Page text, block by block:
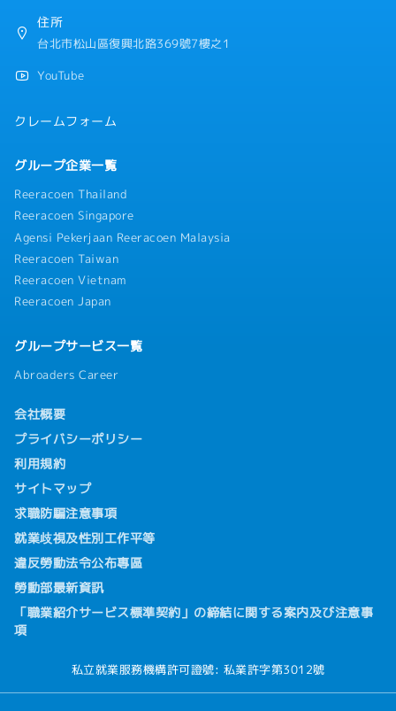
住所
台北市松山區復興北路369號7樓之1
YouTube
クレームフォーム
グループ企業一覧
Reeracoen Thailand
Reeracoen Singapore
Agensi Pekerjaan Reeracoen Malaysia
Reeracoen Taiwan
Reeracoen Vietnam
Reeracoen Japan
グループサービス一覧
Abroaders Career
会社概要
プライバシーポリシー
利用規約
サイトマップ
求職防騙注意事項
就業歧視及性別工作平等
違反勞動法令公布專區
勞動部最新資訊
「職業紹介サービス標準契約」の締結に関する案内及び注意事
項
私立就業服務機構許可證號: 私業許字第3012號